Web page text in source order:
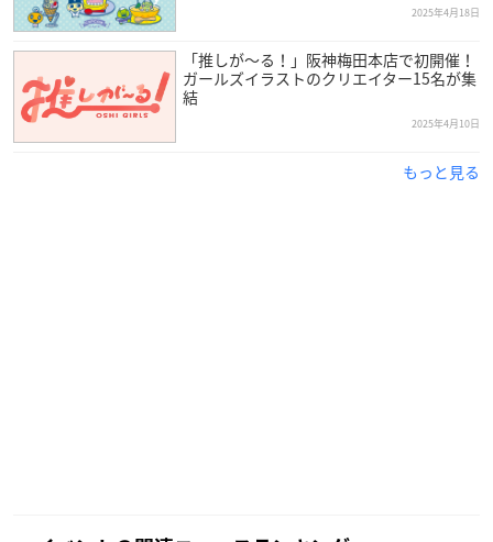
2025年4月18日
「推しが〜る！」阪神梅田本店で初開催！
ガールズイラストのクリエイター15名が集
結
2025年4月10日
もっと見る